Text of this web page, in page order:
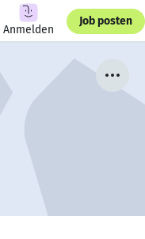
Anmelden
Job posten